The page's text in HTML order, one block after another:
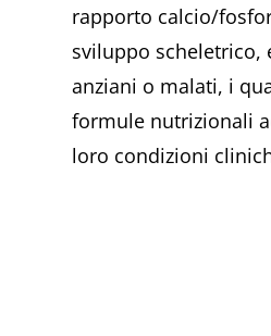
rapporto calcio/
sviluppo scheletrico,
anziani o malati, i
formule nutrizionali
loro condizioni